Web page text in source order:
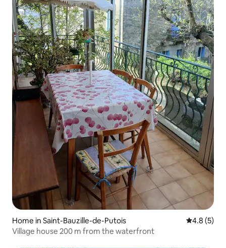
Home in Saint-Bauzille-de-Putois 4.8 out of
4.8 (5)
Village house 200 m from the waterfront